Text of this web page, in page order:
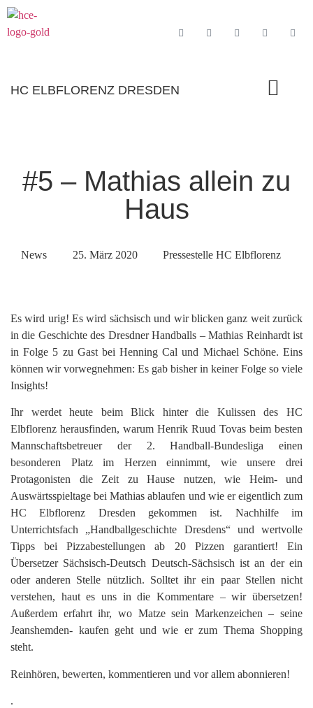
HC ELBFLORENZ DRESDEN
#5 – Mathias allein zu
Haus
News 25. März 2020 Pressestelle HC Elbflorenz
Es wird urig! Es wird sächsisch und wir blicken ganz weit zurück
in die Geschichte des Dresdner Handballs – Mathias Reinhardt ist
in Folge 5 zu Gast bei Henning Cal und Michael Schöne. Eins
können wir vorwegnehmen: Es gab bisher in keiner Folge so viele
Insights!
Ihr werdet heute beim Blick hinter die Kulissen des HC
Elbflorenz herausfinden, warum Henrik Ruud Tovas beim besten
Mannschaftsbetreuer der 2. Handball-Bundesliga einen
besonderen Platz im Herzen einnimmt, wie unsere drei
Protagonisten die Zeit zu Hause nutzen, wie Heim- und
Auswärtsspieltage bei Mathias ablaufen und wie er eigentlich zum
HC Elbflorenz Dresden gekommen ist. Nachhilfe im
Unterrichtsfach „Handballgeschichte Dresdens“ und wertvolle
Tipps bei Pizzabestellungen ab 20 Pizzen garantiert! Ein
Übersetzer Sächsisch-Deutsch Deutsch-Sächsisch ist an der ein
oder anderen Stelle nützlich. Solltet ihr ein paar Stellen nicht
verstehen, haut es uns in die Kommentare – wir übersetzen!
Außerdem erfahrt ihr, wo Matze sein Markenzeichen – seine
Jeanshemden- kaufen geht und wie er zum Thema Shopping
steht.
Reinhören, bewerten, kommentieren und vor allem abonnieren!
.